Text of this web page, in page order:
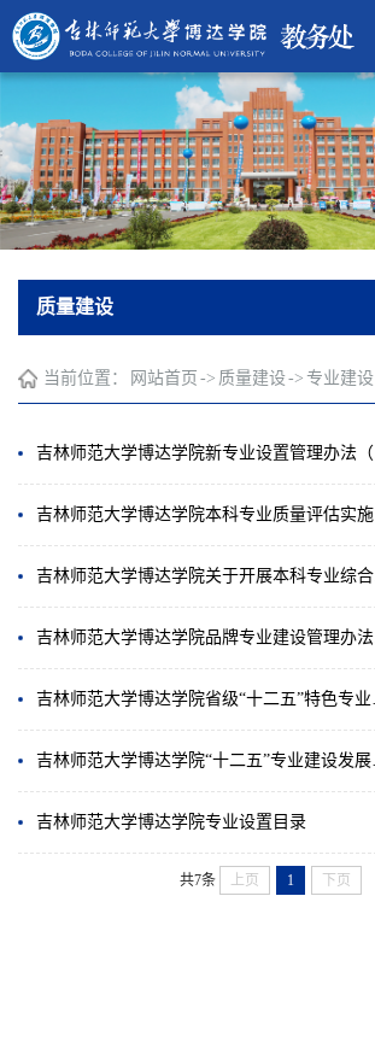
质量建设
当前位置： 网站首页 -> 质量建设-> 专业建设
吉林师范大学博达学院专业设置目录
共7条 上页 1 下页